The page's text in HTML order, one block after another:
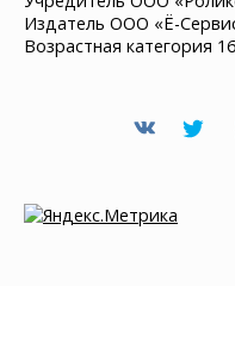
Издатель ООО «Ё-
Возрастная категория